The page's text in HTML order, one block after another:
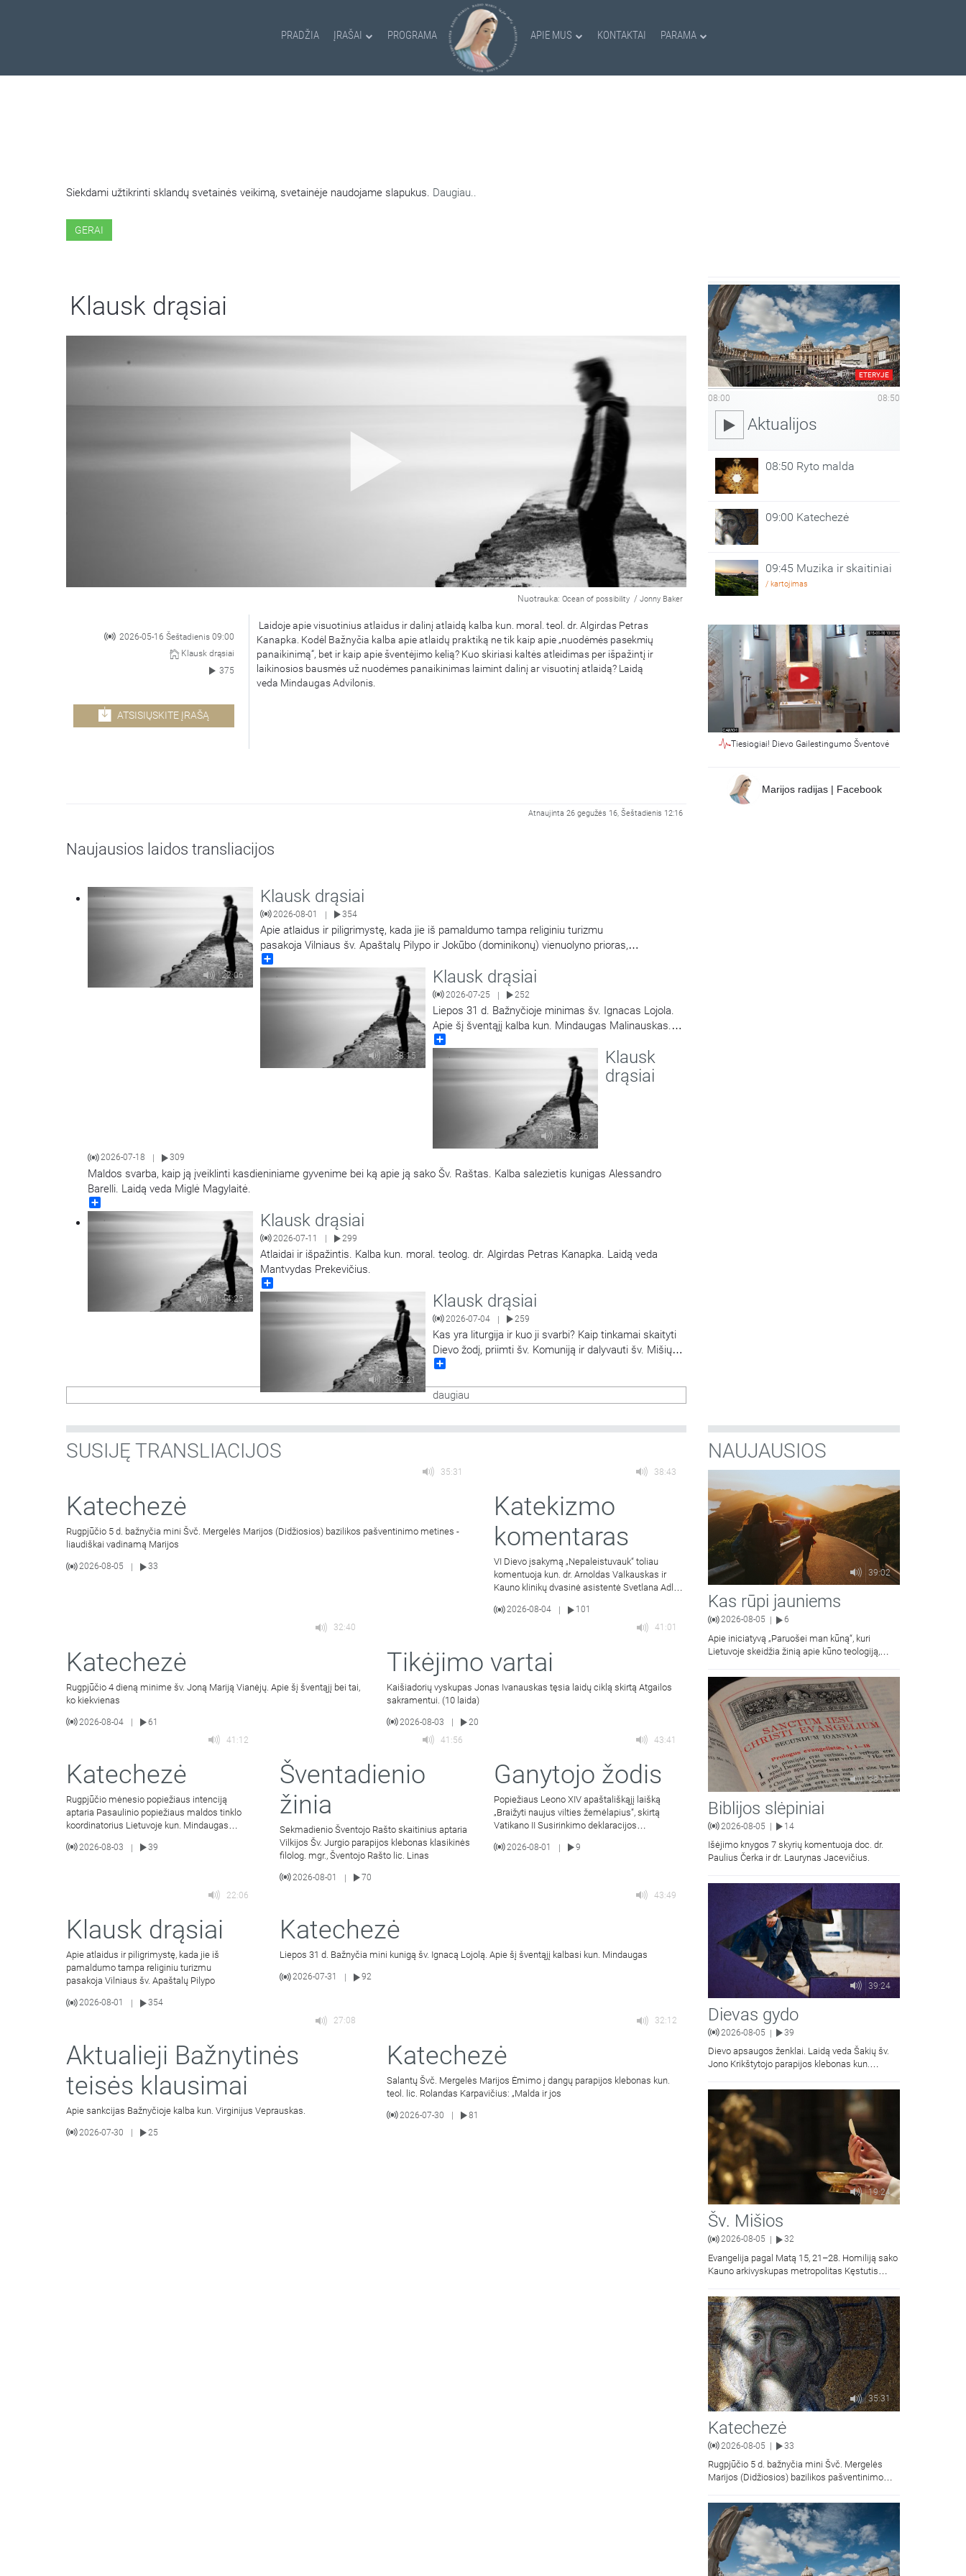
PRADŽIA ĮRAŠAI PROGRAMA APIE MUS KONTAKTAI PARAMA
Siekdami užtikrinti sklandų svetainės veikimą, svetainėje naudojame slapukus. Daugiau..
GERAI
Klausk drąsiai
Nuotrauka: Ocean of possibility / Jonny Baker
2026-05-16 Šeštadienis 09:00
Klausk drąsiai
375
ATSISIŲSKITE ĮRAŠĄ
Laidoje apie visuotinius atlaidus ir dalinį atlaidą kalba kun. moral. teol. dr. Algirdas Petras
Kanapka. Kodėl Bažnyčia kalba apie atlaidų praktiką ne tik kaip apie „nuodėmės pasekmių
panaikinimą“, bet ir kaip apie šventėjimo kelią? Kuo skiriasi kaltės atleidimas per išpažintį ir
laikinosios bausmės už nuodėmes panaikinimas laimint dalinį ar visuotinį atlaidą? Laidą
veda Mindaugas Advilonis.
Atnaujinta 26 gegužės 16, Šeštadienis 12:16
Naujausios laidos transliacijos
22:06
Klausk drąsiai
2026-08-01 | 354
Apie atlaidus ir piligrimystę, kada jie iš pamaldumo tampa religiniu turizmu
pasakoja Vilniaus šv. Apaštalų Pilypo ir Jokūbo (dominikonų) vienuolyno prioras,
kunigas Jokūbas Marija Goštautas OP.
1:38:15
Klausk drąsiai
2026-07-25 | 252
Liepos 31 d. Bažnyčioje minimas šv. Ignacas Lojola.
Apie šį šventąjį kalba kun. Mindaugas Malinauskas.
Laidą veda Mantvydas Prekevičius.
1:42:26
Klausk
drąsiai
2026-07-18 309
Maldos svarba, kaip ją įveiklinti kasdieniniame gyvenime bei ką apie ją sako Šv. Raštas. Kalba salezietis kunigas Alessandro
Barelli. Laidą veda Miglė Magylaitė.
1:44:25
Klausk drąsiai
2026-07-11 299
Atlaidai ir išpažintis. Kalba kun. moral. teolog. dr. Algirdas Petras Kanapka. Laidą veda
Mantvydas Prekevičius.
1:32:21
Klausk drąsiai
2026-07-04 | 259
Kas yra liturgija ir kuo ji svarbi? Kaip tinkamai skaityti
Dievo žodį, priimti šv. Komuniją ir dalyvauti šv. Mišių
aukoje? Laidoje į klausytojų klausimus tiesioginio
Povilo bažnyčios rezidentas,Vilniaus ir Utenos
daugiau
ETERYJE
08:00 08:50
Aktualijos
08:50 Ryto malda
09:00 Katechezė
09:45 Muzika ir skaitiniai
/ kartojimas
Tiesiogiai! Dievo Gailestingumo Šventovė
Marijos radijas | Facebook
SUSIJĘ TRANSLIACIJOS
35:31
Katechezė
Rugpjūčio 5 d. bažnyčia mini Švč. Mergelės Marijos (Didžiosios) bazilikos pašventinimo metines -
liaudiškai vadinamą Marijos
2026-08-05 33
38:43
Katekizmo
komentaras
VI Dievo įsakymą „Nepaleistuvauk“ toliau
komentuoja kun. dr. Arnoldas Valkauskas ir
Kauno klinikų dvasinė asistentė Svetlana Adler-
2026-08-04
101
32:40
Katechezė
Rugpjūčio 4 dieną minime šv. Joną Mariją Vianėjų. Apie šį šventąjį bei tai,
ko kiekvienas
2026-08-04 61
41:01
Tikėjimo vartai
Kaišiadorių vyskupas Jonas Ivanauskas tęsia laidų ciklą skirtą Atgailos
sakramentui. (10 laida)
2026-08-03
20
41:12
Katechezė
Rugpjūčio mėnesio popiežiaus intenciją
aptaria Pasaulinio popiežiaus maldos tinklo
koordinatorius Lietuvoje kun. Mindaugas
2026-08-03 | 39
41:56
Šventadienio
žinia
Sekmadienio Šventojo Rašto skaitinius aptaria
Vilkijos Šv. Jurgio parapijos klebonas klasikinės
filolog. mgr., Šventojo Rašto lic. Linas
2026-08-01 | 70
43:41
Ganytojo žodis
Popiežiaus Leono XIV apaštališkąjį laišką
„Braižyti naujus vilties žemėlapius“, skirtą
Vatikano II Susirinkimo deklaracijos
2026-08-01 | 9
22:06
Klausk drąsiai
Apie atlaidus ir piligrimystę, kada jie iš
pamaldumo tampa religiniu turizmu
pasakoja Vilniaus šv. Apaštalų Pilypo
2026-08-01 354
43:49
Katechezė
Liepos 31 d. Bažnyčia mini kunigą šv. Ignacą Lojolą. Apie šį šventąjį kalbasi kun. Mindaugas
2026-07-31 92
27:08
Aktualieji Bažnytinės
teisės klausimai
Apie sankcijas Bažnyčioje kalba kun. Virginijus Veprauskas.
2026-07-30 25
32:12
Katechezė
Salantų Švč. Mergelės Marijos Ėmimo į dangų parapijos klebonas kun.
teol. lic. Rolandas Karpavičius: „Malda ir jos
2026-07-30 81
NAUJAUSIOS
39:02
Kas rūpi jauniems
2026-08-05 6
Apie iniciatyvą „Paruošei man kūną“, kuri
Lietuvoje skeidžia žinią apie kūno teologiją,
jaunimas.
38:07
Biblijos slėpiniai
2026-08-05 14
Išėjimo knygos 7 skyrių komentuoja doc. dr.
Paulius Čerka ir dr. Laurynas Jacevičius.
39:24
Dievas gydo
2026-08-05 | 39
Dievo apsaugos ženklai. Laidą veda Šakių šv.
Jono Krikštytojo parapijos klebonas kun.
19:24
Šv. Mišios
2026-08-05 32
Evangelija pagal Matą 15, 21–28. Homiliją sako
Kauno arkivyskupas metropolitas Kęstutis
Marijos Gimimo bazilikos.
35:31
Katechezė
2026-08-05 33
Rugpjūčio 5 d. bažnyčia mini Švč. Mergelės
Marijos (Didžiosios) bazilikos pašventinimo
Snieginės švente. Šiluvos Švč. Mergelės